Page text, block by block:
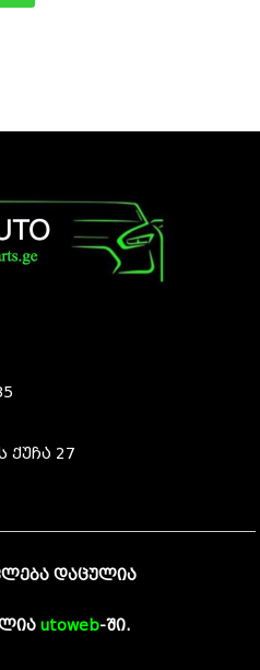
27
დაცულია
utoweb-ში.